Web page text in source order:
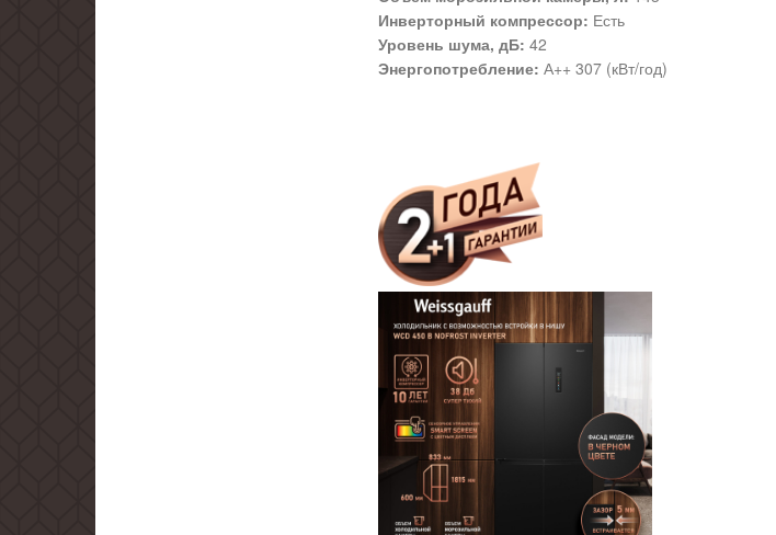
Инверторный компрессор: Есть
Уровень шума, дБ: 42
Энергопотребление: А++ 307 (кВт/год)